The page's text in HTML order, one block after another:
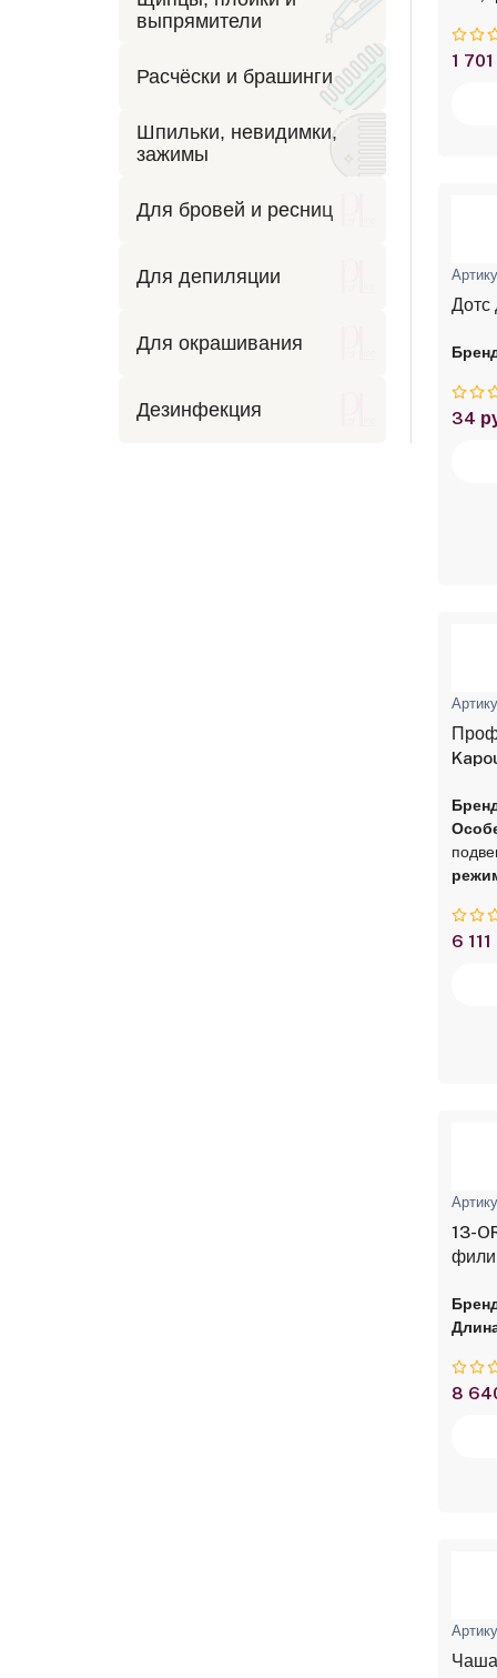
выпрямители
Расчёски и брашинги
Шпильки, невидимки,
зажимы
Для бровей и ресниц
Для депиляции
Для окрашивания
Дезинфекция
1
Дотс
34
6
13-
8
Чаша